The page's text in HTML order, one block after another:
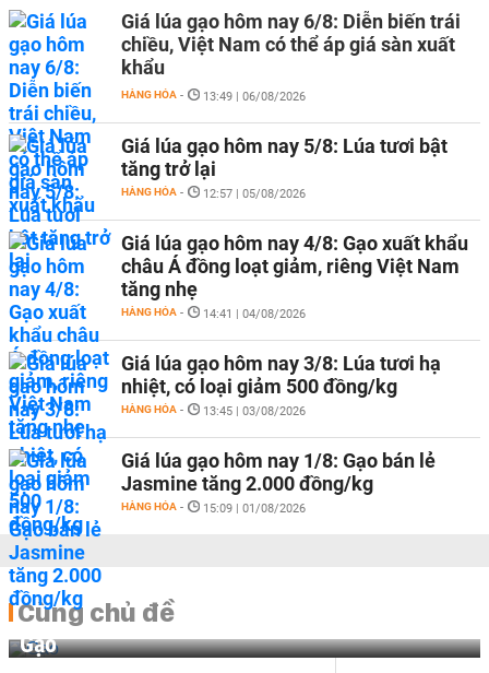
Giá lúa gạo hôm nay 6/8: Diễn biến trái
chiều, Việt Nam có thể áp giá sàn xuất
khẩu
HÀNG HÓA - 13:49 | 06/08/2026
Giá lúa gạo hôm nay 5/8: Lúa tươi bật
tăng trở lại
HÀNG HÓA - 12:57 | 05/08/2026
Giá lúa gạo hôm nay 4/8: Gạo xuất khẩu
châu Á đồng loạt giảm, riêng Việt Nam
tăng nhẹ
HÀNG HÓA - 14:41 | 04/08/2026
Giá lúa gạo hôm nay 3/8: Lúa tươi hạ
nhiệt, có loại giảm 500 đồng/kg
HÀNG HÓA - 13:45 | 03/08/2026
Giá lúa gạo hôm nay 1/8: Gạo bán lẻ
Jasmine tăng 2.000 đồng/kg
HÀNG HÓA - 15:09 | 01/08/2026
Cùng chủ đề
Gạo